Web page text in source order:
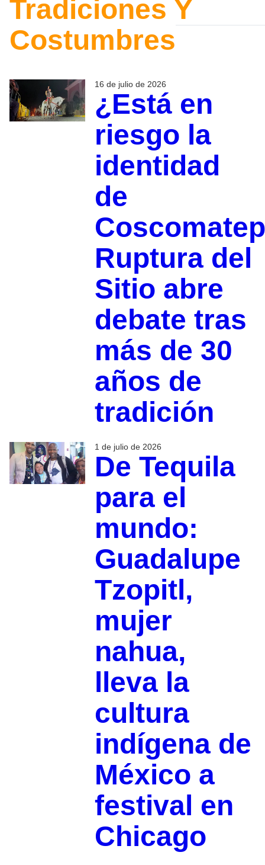
Tradiciones Y
Costumbres
16 de julio de 2026
¿Está en
riesgo la
identidad
de
Ruptura del
Sitio abre
debate tras
más de 30
años de
tradición
1 de julio de 2026
De Tequila
para el
mundo:
Guadalupe
Tzopitl,
mujer
nahua,
lleva la
cultura
indígena de
México a
festival en
Chicago